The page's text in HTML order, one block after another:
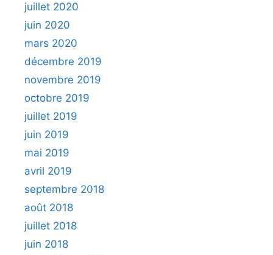
juillet 2020
juin 2020
mars 2020
décembre 2019
novembre 2019
octobre 2019
juillet 2019
juin 2019
mai 2019
avril 2019
septembre 2018
août 2018
juillet 2018
juin 2018